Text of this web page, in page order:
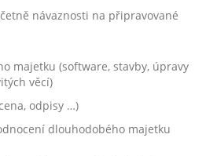
návaznosti na připravované
majetku (software, stavby, úpravy
věcí)
odpisy …)
dlouhodobého majetku